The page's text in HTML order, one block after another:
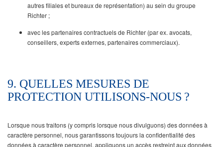
autres filiales et bureaux de représentation) au sein du groupe
Richter ;
avec les partenaires contractuels de Richter (par ex. avocats,
conseillers, experts externes, partenaires commerciaux).
9. QUELLES MESURES DE
PROTECTION UTILISONS-NOUS ?
Lorsque nous traitons (y compris lorsque nous divulguons) des données à
caractère personnel, nous garantissons toujours la confidentialité des
données à caractère personnel, appliquons un accès restreint aux données